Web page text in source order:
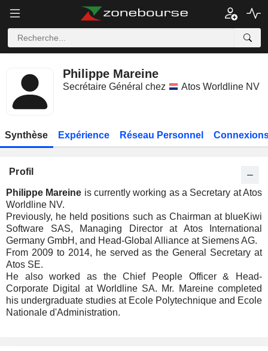
Philippe Mareine
Secrétaire Général chez Atos Worldline NV
Synthèse Expérience Réseau Personnel
Profil
Philippe Mareine is currently working as a Secretary at Atos
Worldline NV.
Previously, he held positions such as Chairman at blueKiwi
Software SAS, Managing Director at Atos International
Germany GmbH, and Head-Global Alliance at Siemens AG.
From 2009 to 2014, he served as the General Secretary at
Atos SE.
He also worked as the Chief People Officer & Head-
Corporate Digital at Worldline SA. Mr. Mareine completed
his undergraduate studies at Ecole Polytechnique and Ecole
Nationale d'Administration.